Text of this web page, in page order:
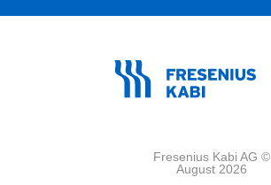
Fresenius Kabi AG ©
August 2026